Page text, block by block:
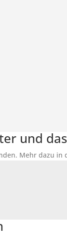
und
Mehr dazu in